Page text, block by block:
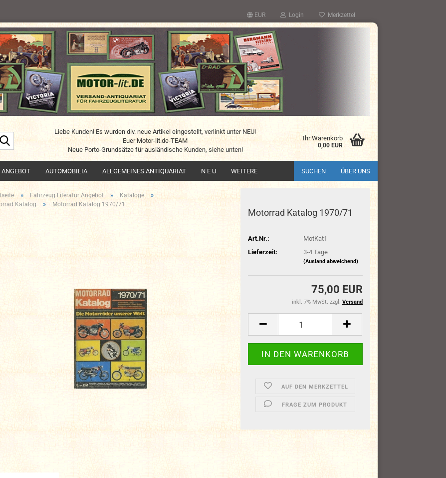
EUR Login Merkzettel
Liebe Kunden! Es wurden div. neue Artikel eingestellt, verlinkt unter NEU!
Euer Motor-lit.de-TEAM
Neue Porto-Grundsätze für ausländische Kunden, siehe unten!
Ihr Warenkorb
0,00 EUR
ANGEBOT AUTOMOBILIA ALLGEMEINES ANTIQUARIAT N E U SUCHEN ÜBER UNS
WEITERE
» Fahrzeug Literatur Angebot » Kataloge »
Katalog » Motorrad Katalog 1970/71
Motorrad Katalog 1970/71
Art.Nr.:
MotKat1
Lieferzeit:
3-4 Tage
(Ausland abweichend)
75,00 EUR
inkl. 7% MwSt. zzgl. Versand
AUF DEN MERKZETTEL
FRAGE ZUM PRODUKT